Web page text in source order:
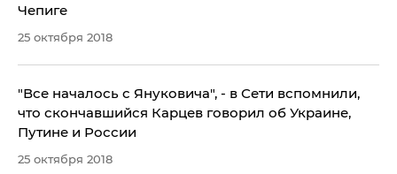
Чепиге
25 октября 2018
"Все началось с Януковича", - в Сети вспомнили,
что скончавшийся Карцев говорил об Украине,
Путине и России
25 октября 2018